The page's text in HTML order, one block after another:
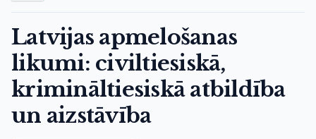
Latvijas apmelošanas
likumi: civiltiesiskā,
krimināltiesiskā atbildība
un aizstāvība